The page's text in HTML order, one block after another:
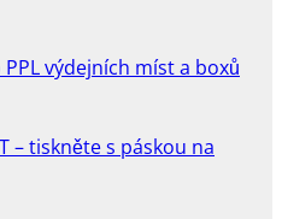
výdejních míst a boxů
– tiskněte s páskou na